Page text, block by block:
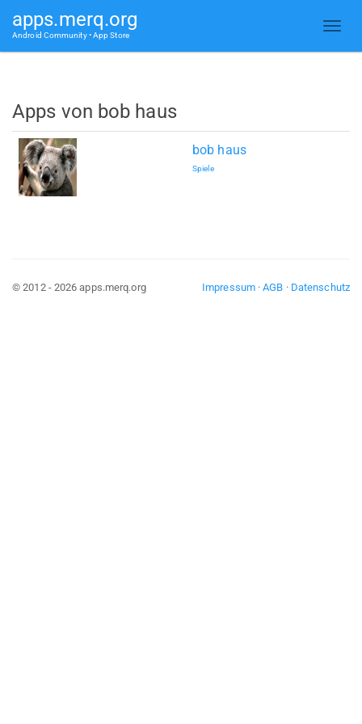
apps.merq.org
Android Community • App Store
Apps von bob haus
bob haus
Spiele
Impressum·AGB · Datenschutz
© 2012 - 2026 apps.merq.org